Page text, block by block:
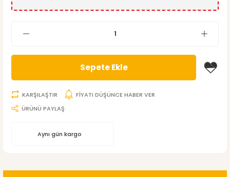
Sepete Ekle
KARŞILAŞTIR
FİYATI DÜŞÜNCE HABER VER
ÜRÜNÜ PAYLAŞ
Aynı gün kargo